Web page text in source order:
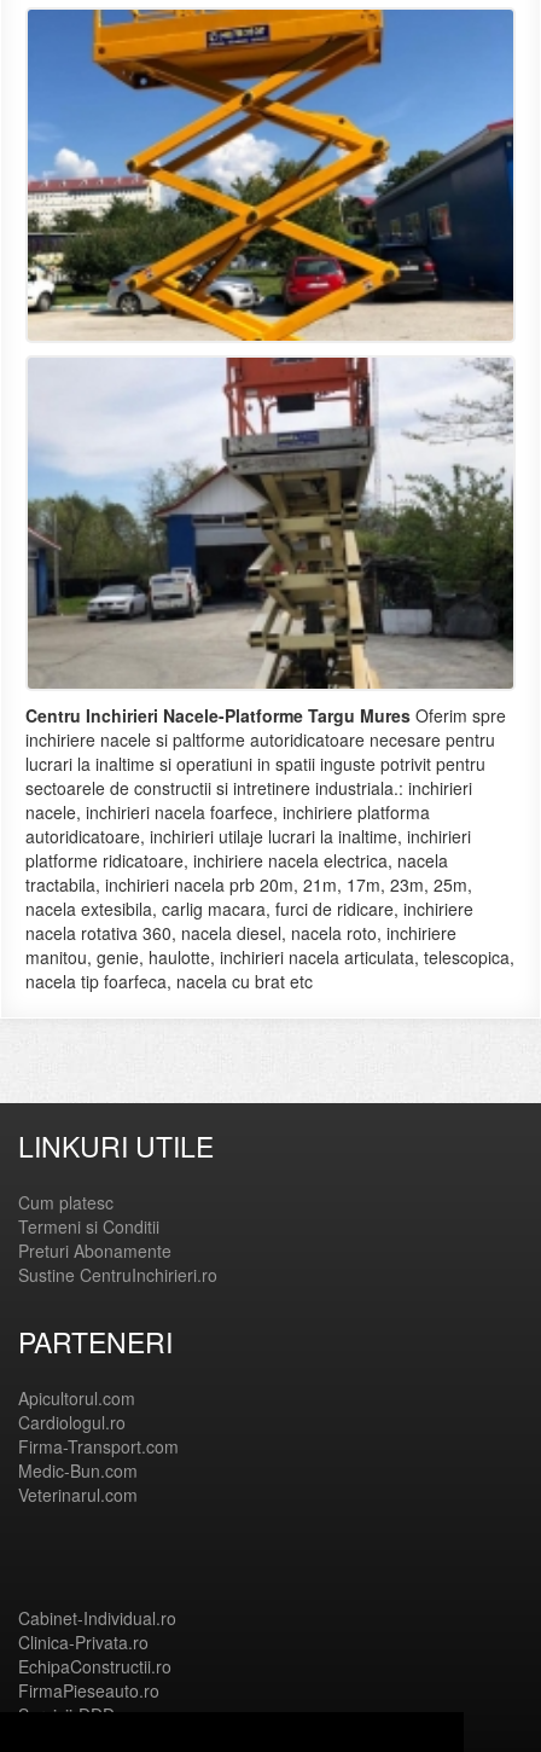
Centru Inchirieri Nacele-Platforme Targu Mures Oferim spre
inchiriere nacele si paltforme autoridicatoare necesare pentru
lucrari la inaltime si operatiuni in spatii inguste potrivit pentru
sectoarele de constructii si intretinere industriala.: inchirieri
nacele, inchirieri nacela foarfece, inchiriere platforma
autoridicatoare, inchirieri utilaje lucrari la inaltime, inchirieri
platforme ridicatoare, inchiriere nacela electrica, nacela
tractabila, inchirieri nacela prb 20m, 21m, 17m, 23m, 25m,
nacela extesibila, carlig macara, furci de ridicare, inchiriere
nacela rotativa 360, nacela diesel, nacela roto, inchiriere
manitou, genie, haulotte, inchirieri nacela articulata, telescopica,
nacela tip foarfeca, nacela cu brat etc
LINKURI UTILE
Cum platesc
Termeni si Conditii
Preturi Abonamente
Sustine CentruInchirieri.ro
PARTENERI
Apicultorul.com
Cardiologul.ro
Firma-Transport.com
Medic-Bun.com
Veterinarul.com
Cabinet-Individual.ro
Clinica-Privata.ro
EchipaConstructii.ro
FirmaPieseauto.ro
Servicii-DDD.com